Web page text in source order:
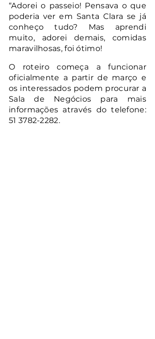
“Adorei o passeio! Pensava o que
poderia ver em Santa Clara se já
conheço tudo? Mas aprendi
muito, adorei demais, comidas
maravilhosas, foi ótimo!
O roteiro começa a funcionar
oficialmente a partir de março e
os interessados podem procurar a
Sala de Negócios para mais
informações através do telefone:
51 3782-2282.